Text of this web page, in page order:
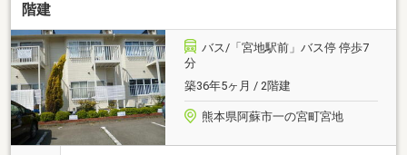
階建
バス/「宮地駅前」バス停 停歩7
分
築36年5ヶ月 / 2階建
熊本県阿蘇市一の宮町宮地